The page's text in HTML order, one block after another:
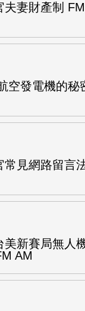
夫妻財產制
空發電機的秘
常見網路留言
美新賽局無人
AM